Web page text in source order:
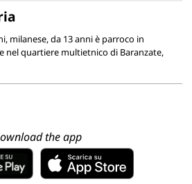
milanese, da 13 anni è parroco in
nel quartiere multietnico di Baranzate,
the app